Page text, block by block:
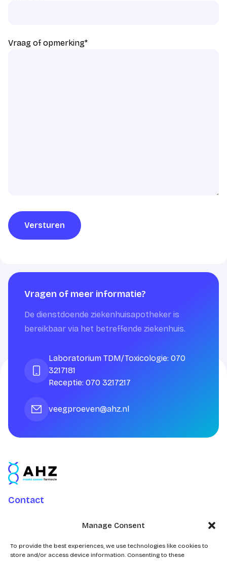
Manage Consent
To provide the best experiences, we use technologies like cookies to
store and/or access device information. Consenting to these
Vraag of opmerking*
Versturen
Vragen of meer informatie?
De dienstdoende ziekenhuisapotheker is
bereikbaar via het betreffende ziekenhuis.
Laboratorium TDM/Toxicologie: 070
3217181
Receptie: 070 3217217
veegproeven@ahz.nl
Contact
Postbus 43100